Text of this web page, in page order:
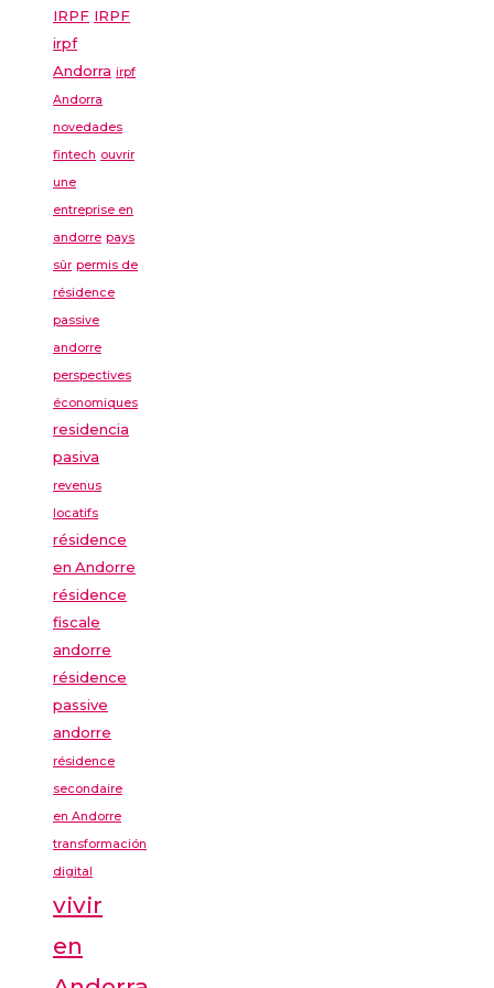
IRPF IRPF
irpf
Andorra irpf
Andorra
novedades
fintech ouvrir
une
entreprise en
andorre pays
sûr permis de
résidence
passive
andorre
perspectives
économiques
residencia
pasiva
revenus
locatifs
résidence
en Andorre
résidence
fiscale
andorre
résidence
passive
andorre
résidence
secondaire
en Andorre
transformación
digital
vivir
en